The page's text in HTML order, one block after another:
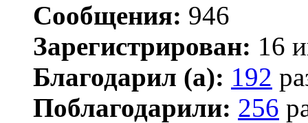
Сообщения: 946
Зарегистрирован: 16
Благодарил (а): 192
Поблагодарили: 256